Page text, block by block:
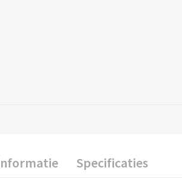
Specificaties